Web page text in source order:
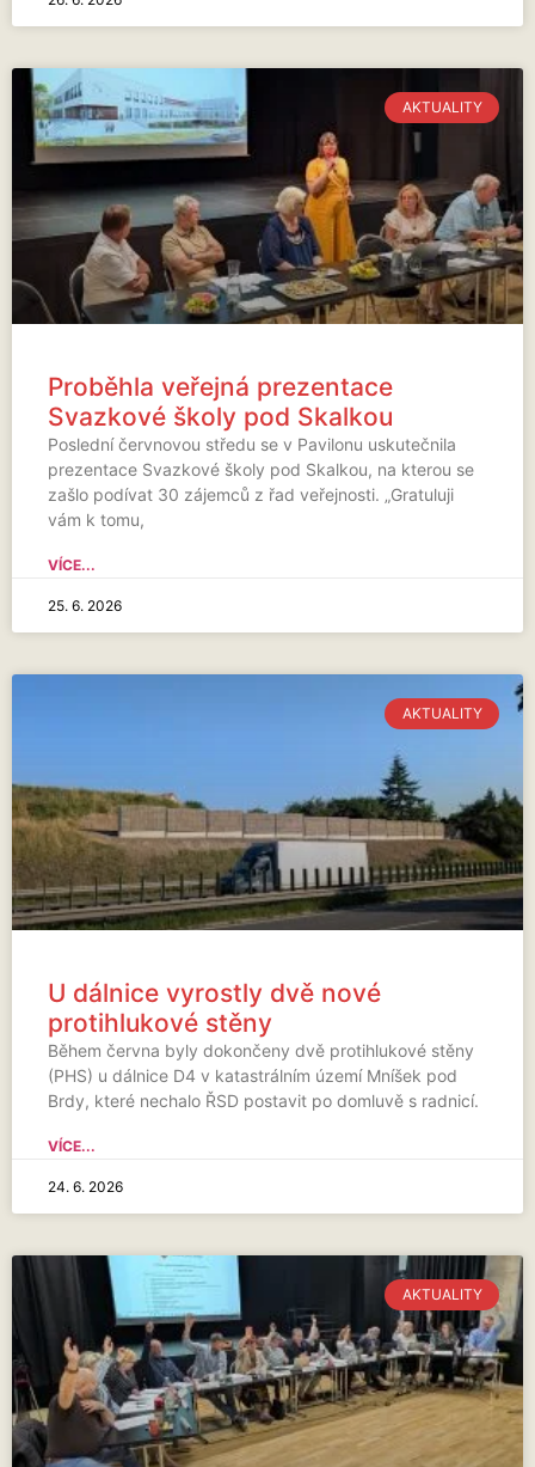
AKTUALITY
Proběhla veřejná prezentace
Svazkové školy pod Skalkou
Poslední červnovou středu se v Pavilonu uskutečnila
prezentace Svazkové školy pod Skalkou, na kterou se
zašlo podívat 30 zájemců z řad veřejnosti. „Gratuluji
vám k tomu,
VÍCE...
25. 6. 2026
AKTUALITY
U dálnice vyrostly dvě nové
protihlukové stěny
Během června byly dokončeny dvě protihlukové stěny
(PHS) u dálnice D4 v katastrálním území Mníšek pod
Brdy, které nechalo ŘSD postavit po domluvě s radnicí.
VÍCE...
24. 6. 2026
AKTUALITY